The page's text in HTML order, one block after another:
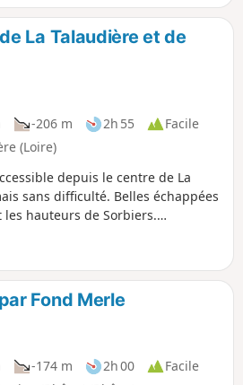
La Talaudière et de
-206 m 2h 55
Facile
(Loire)
depuis le centre de La
sans difficulté. Belles échappées
hauteurs de Sorbiers.
Fond Merle
-174 m 2h 00
Facile